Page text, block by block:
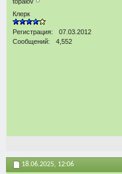
Клерк
Регистрация
07.03.2012
Сообщений
4,552
18.06.2025, 12:06